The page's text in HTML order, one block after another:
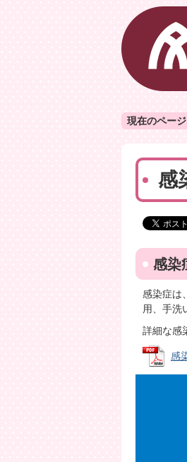
現在のページ
感
感染
感染症は
用、手洗
詳細な感
感